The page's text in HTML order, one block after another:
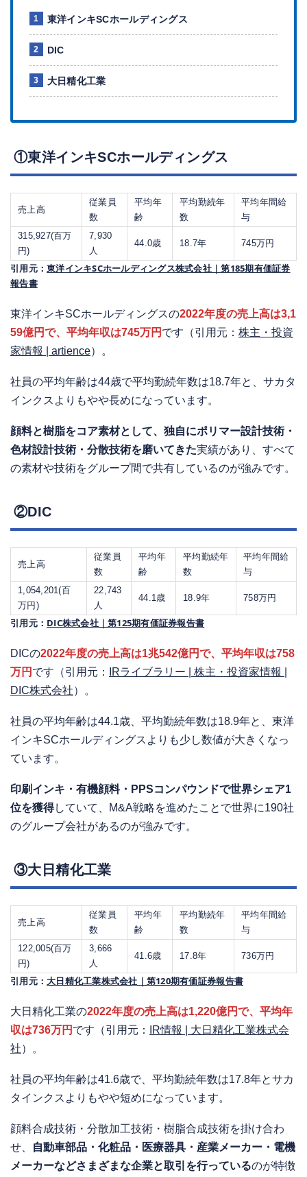
東洋インキSCホールディングス
DIC
大日精化工業
①東洋インキSCホールディングス
売上高
従業員
数
平均年
齢
平均勤続年
数
平均年間給
与
315,927(百万
円)
7,930
人
44.0歳 18.7年 745万円
引用元：東洋インキSCホールディングス株式会社｜第185期有価証券
報告書
東洋インキSCホールディングスの2022年度の売上高は3,1
59億円で、平均年収は745万円 です（引用元： 株主・投資
家情報 | artience）。
社員の平均年齢は44歳で平均勤続年数は18.7年と、サカタ
インクスよりもやや長めになっています。
顔料と樹脂をコア素材として、独自にポリマー設計技術・
色材設計技術・分散技術を磨いてきた実績があり、すべて
の素材や技術をグループ間で共有しているのが強みです。
②DIC
売上高
従業員
数
平均年
齢
平均勤続年
数
平均年間給
与
1,054,201(百
万円)
22,743
人
44.1歳 18.9年 758万円
引用元： DIC株式会社｜第125期有価証券報告書
DICの2022年度の売上高は1兆542億円で、平均年収は758
万円 です（引用元：
IRライブラリー | 株主・投資家情報 |
DIC株式会社）。
社員の平均年齢は44.1歳、平均勤続年数は18.9年と、東洋
インキSCホールディングスよりも少し数値が大きくなっ
ています。
印刷インキ・有機顔料・PPSコンパウンドで世界シェア1
位を獲得していて、M&A戦略を進めたことで世界に190社
のグループ会社があるのが強みです。
③大日精化工業
売上高
従業員
数
平均年
齢
平均勤続年
数
平均年間給
与
122,005(百万
円)
3,666
人
41.6歳 17.8年 736万円
引用元：大日精化工業株式会社｜第120期有価証券報告書
大日精化工業の2022年度の売上高は1,220億円で、平均年
収は736万円 です（引用元：
IR情報 | 大日精化工業株式会
社）。
社員の平均年齢は41.6歳で、平均勤続年数は17.8年とサカ
タインクスよりもやや短めになっています。
顔料合成技術・分散加工技術・樹脂合成技術を掛け合わ
せ、
自動車部品・化粧品・医療器具・産業メーカー・電機
メーカーなどさまざまな企業と取引を行っているのが特徴